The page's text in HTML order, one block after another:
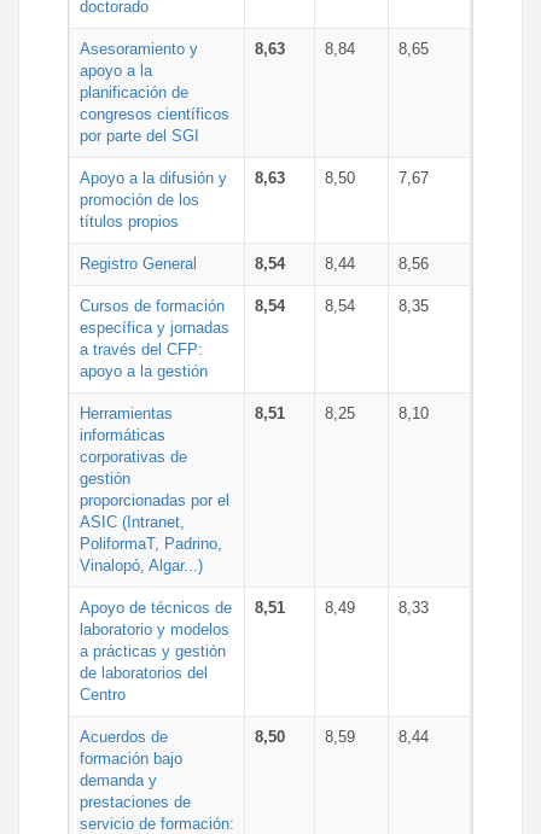
doctorado
Asesoramiento y
apoyo a la
planificación de
congresos científicos
por parte del SGI
8,63 8,84 8,65
Apoyo a la difusión y
promoción de los
títulos propios
8,63 8,50 7,67
Registro General 8,54 8,44 8,56
Cursos de formación
específica y jornadas
a través del CFP:
apoyo a la gestión
8,54 8,54 8,35
Herramientas
informáticas
corporativas de
gestión
proporcionadas por el
ASIC (Intranet,
PoliformaT, Padrino,
Vinalopó, Algar...)
8,51 8,25 8,10
Apoyo de técnicos de
laboratorio y modelos
a prácticas y gestión
de laboratorios del
Centro
8,51 8,49 8,33
Acuerdos de
formación bajo
demanda y
prestaciones de
servicio de formación:
8,50 8,59 8,44